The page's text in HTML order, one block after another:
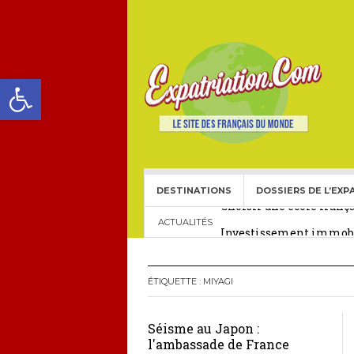
Ouvrir la barre d’outils
DESTINATIONS DOSSIERS DE
ACTUALITÉS
Choisir une école
Crédit Immobilier pour
Le visa américain Gold
Héritage pour Français
ÉTIQUETTE : MIYAGI
Séisme au Japon :
l'ambassade de France